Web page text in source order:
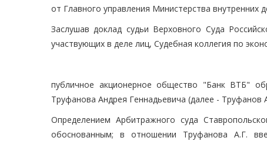
от Главного управления Министерства
Заслушав доклад судьи Верховного Суда
участвующих в деле лиц, Судебная коллегия по
публичное акционерное общество "Банк ВТБ"
Труфанова Андрея Геннадьевича (далее - Труфанов
Определением Арбитражного суда
обоснованным; в отношении Труфанова А.Г.